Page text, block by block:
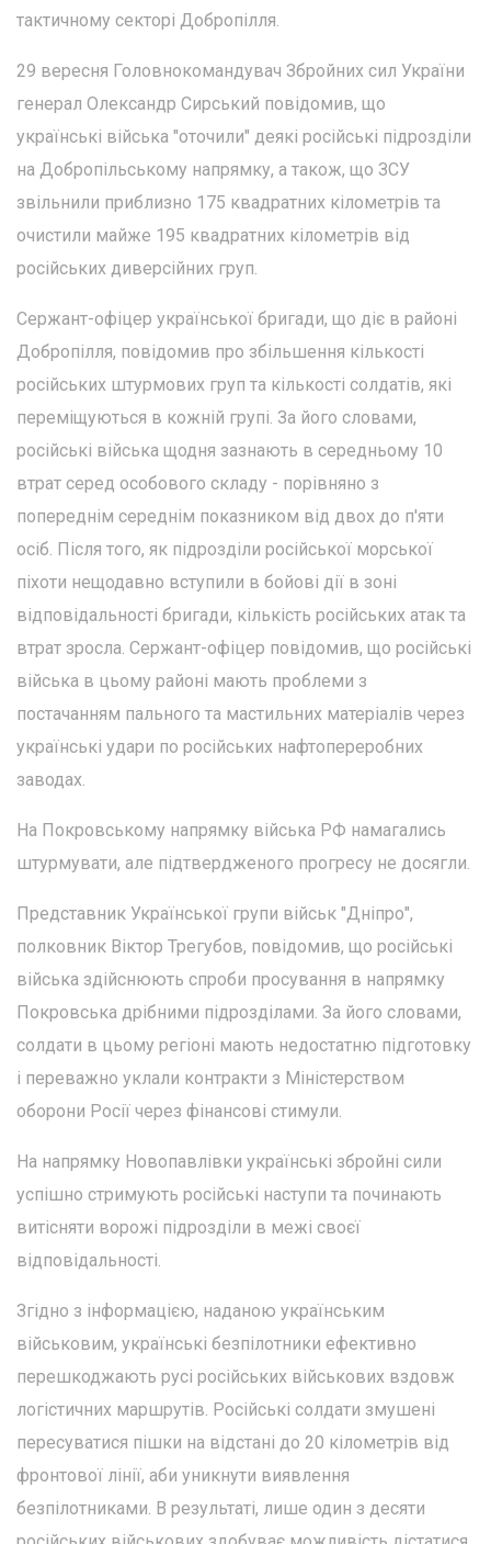
тактичному секторі Добропілля.
29 вересня Головнокомандувач Збройних сил України
генерал Олександр Сирський повідомив, що
українські війська "оточили" деякі російські підрозділи
на Добропільському напрямку, а також, що ЗСУ
звільнили приблизно 175 квадратних кілометрів та
очистили майже 195 квадратних кілометрів від
російських диверсійних груп.
Сержант-офіцер української бригади, що діє в районі
Добропілля, повідомив про збільшення кількості
російських штурмових груп та кількості солдатів, які
переміщуються в кожній групі. За його словами,
російські війська щодня зазнають в середньому 10
втрат серед особового складу - порівняно з
попереднім середнім показником від двох до п'яти
осіб. Після того, як підрозділи російської морської
піхоти нещодавно вступили в бойові дії в зоні
відповідальності бригади, кількість російських атак та
втрат зросла. Сержант-офіцер повідомив, що російські
війська в цьому районі мають проблеми з
постачанням пального та мастильних матеріалів через
українські удари по російських нафтопереробних
заводах.
На Покровському напрямку війська РФ намагались
штурмувати, але підтвердженого прогресу не досягли.
Представник Української групи військ "Дніпро",
полковник Віктор Трегубов, повідомив, що російські
війська здійснюють спроби просування в напрямку
Покровська дрібними підрозділами. За його словами,
солдати в цьому регіоні мають недостатню підготовку
і переважно уклали контракти з Міністерством
оборони Росії через фінансові стимули.
На напрямку Новопавлівки українські збройні сили
успішно стримують російські наступи та починають
витісняти ворожі підрозділи в межі своєї
відповідальності.
Згідно з інформацією, наданою українським
військовим, українські безпілотники ефективно
перешкоджають русі російських військових вздовж
логістичних маршрутів. Російські солдати змушені
пересуватися пішки на відстані до 20 кілометрів від
фронтової лінії, аби уникнути виявлення
безпілотниками. В результаті, лише один з десяти